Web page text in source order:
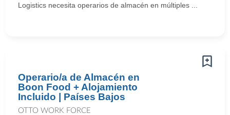
Logistics necesita operarios de almacén en múltiples ...
Operario/a de Almacén en
Boon Food + Alojamiento
Incluido | Países Bajos
OTTO WORK FORCE